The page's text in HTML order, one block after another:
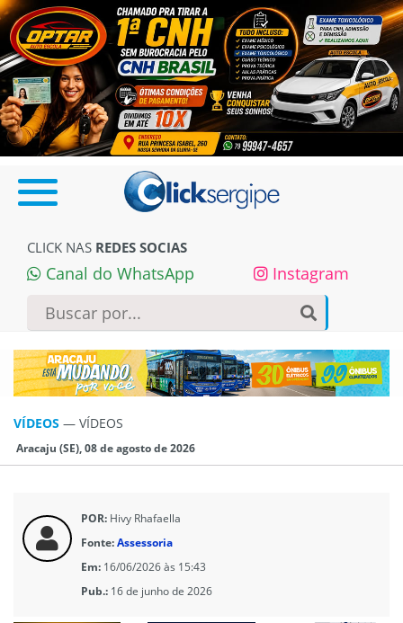
CLICK NAS REDES SOCIAS
Canal do WhatsApp Instagram
VÍDEOS — VÍDEOS
Aracaju (SE), 08 de agosto de 2026
POR: Hivy Rhafaella
Fonte:Assessoria
Em: 16/06/2026 às 15:43
Pub.: 16 de junho de 2026